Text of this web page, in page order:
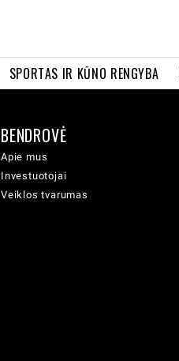
SPORTAS IR KŪNO RENGYBA
BENDROVĖ
Apie mus
Investuotojai
Veiklos tvarumas